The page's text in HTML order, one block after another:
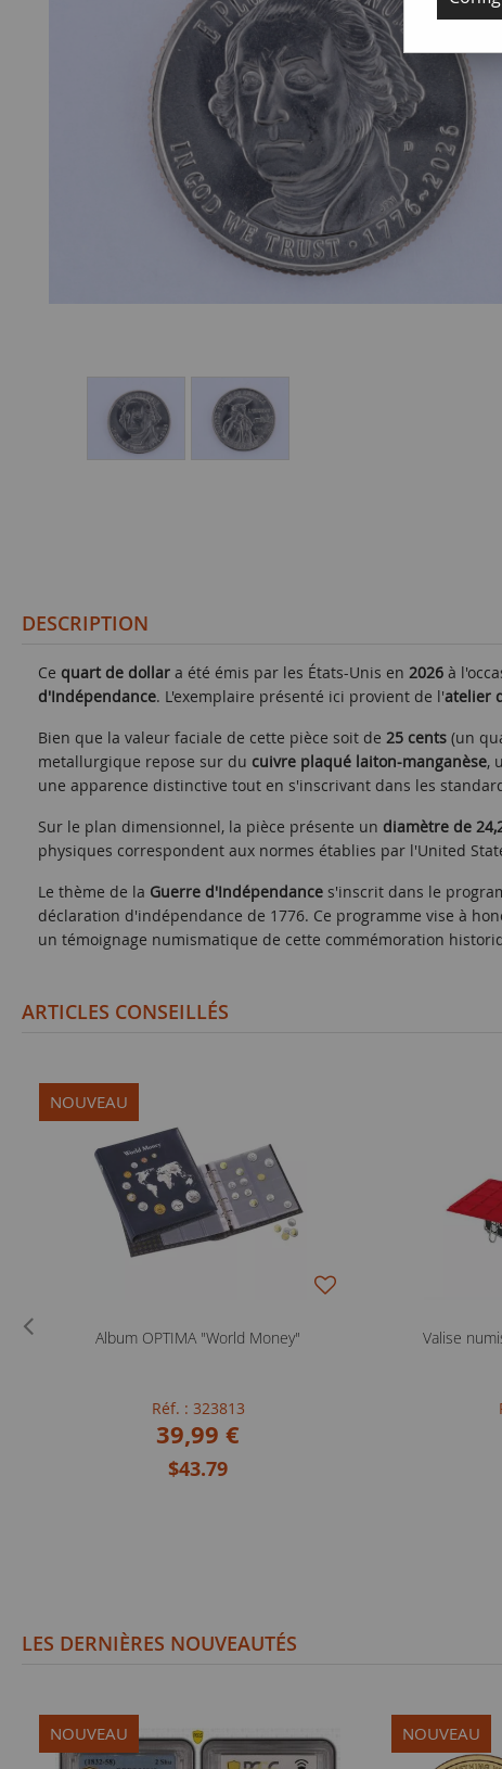
DESCRIPTION
Ce quart de dollar a été émis par les États-Unis en 2026 à
d'Indépendance. L'exemplaire présenté ici provient de l'atelier
Bien que la valeur faciale de cette pièce soit de 25 cents (un
metallurgique repose sur du cuivre plaqué laiton-manganèse,
une apparence distinctive tout en s'inscrivant dans les
Sur le plan dimensionnel, la pièce présente un diamètre de
physiques correspondent aux normes établies par l'United
Le thème de la Guerre d'Indépendance s'inscrit dans le
déclaration d'indépendance de 1776. Ce programme vise à
un témoignage numismatique de cette commémoration
ARTICLES CONSEILLÉS
NOUVEAU
Album OPTIMA "World Money"
Réf. : 323813
39,99 €
$43.79
Valise
LES DERNIÈRES NOUVEAUTÉS
NOUVEAU NOUVEAU